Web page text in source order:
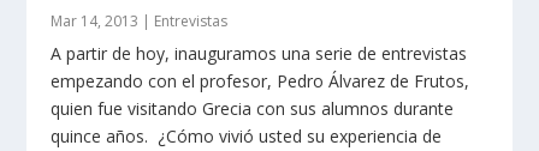
Mar 14, 2013 | Entrevistas
A partir de hoy, inauguramos una serie de entrevistas
empezando con el profesor, Pedro Álvarez de Frutos,
quien fue visitando Grecia con sus alumnos durante
quince años. ¿Cómo vivió usted su experiencia de